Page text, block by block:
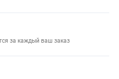
за каждый ваш заказ